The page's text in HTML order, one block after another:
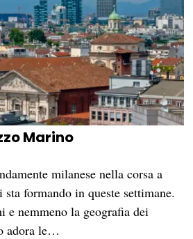
Marino
milanese nella corsa a
formando in queste settimane.
e nemmeno la geografia dei
adora le…